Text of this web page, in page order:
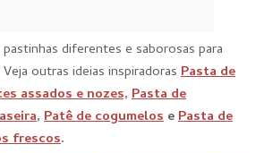
diferentes e saborosas para
outras ideias inspiradoras Pasta de
assados e nozes, Pasta de
, Patê de cogumelos ePasta de
frescos.